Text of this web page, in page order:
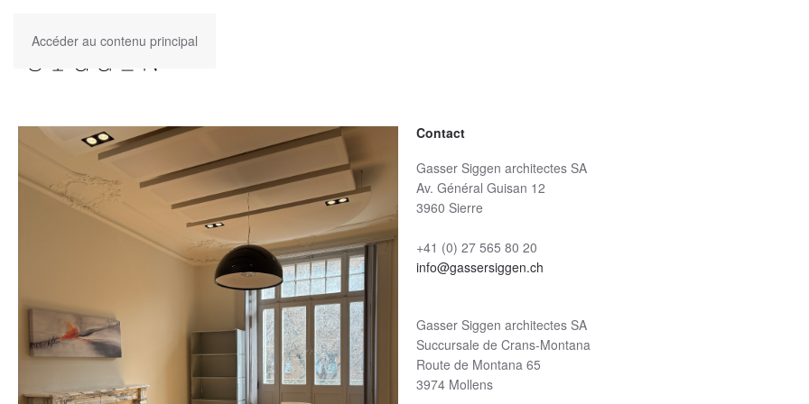
Accéder au contenu principal
Contact
Gasser Siggen architectes SA
Av. Général Guisan 12
3960 Sierre
+41 (0) 27 565 80 20
info@gassersiggen.ch
Gasser Siggen architectes SA
Succursale de Crans-Montana
Route de Montana 65
3974 Mollens